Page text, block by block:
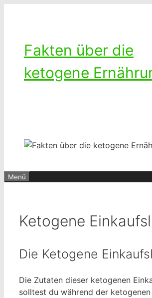
Fakten über die
ketogene
Menü
Ketogene
Die Ketogene
Die Zutaten dieser ketogenen
solltest du während der ketogenen